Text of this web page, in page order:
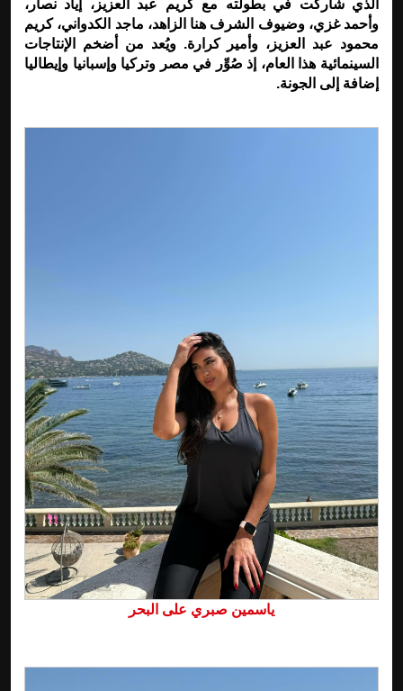
الذي شاركت في بطولته مع كريم عبد العزيز، إياد نصار،
وأحمد غزي، وضيوف الشرف هنا الزاهد، ماجد الكدواني، كريم
محمود عبد العزيز، وأمير كرارة. ويُعد من أضخم الإنتاجات
السينمائية هذا العام، إذ صُوِّر في مصر وتركيا وإسبانيا وإيطاليا
إضافة إلى الجونة.
ياسمين صبري على البحر